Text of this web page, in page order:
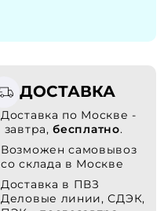
ДОСТАВКА
Доставка по Москве -
завтра,бесплатно.
Возможен самовывоз
со склада в Москве
Доставка в ПВЗ
Деловые линии, СДЭК,